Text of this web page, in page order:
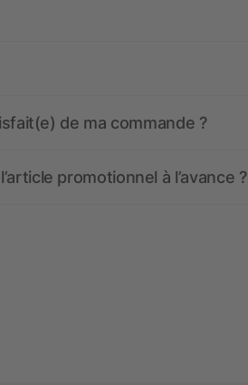
de ma commande ?
promotionnel à l’avance ?